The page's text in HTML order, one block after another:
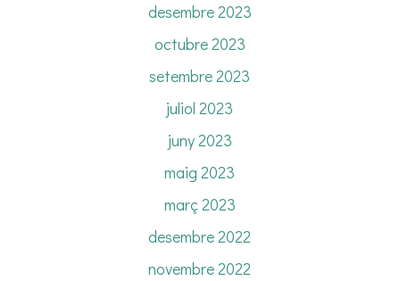
desembre 2023
octubre 2023
setembre 2023
juliol 2023
juny 2023
maig 2023
març 2023
desembre 2022
novembre 2022